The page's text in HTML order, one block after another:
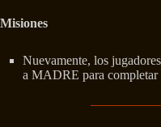
Misiones
Nuevamente, los
a MADRE para completar